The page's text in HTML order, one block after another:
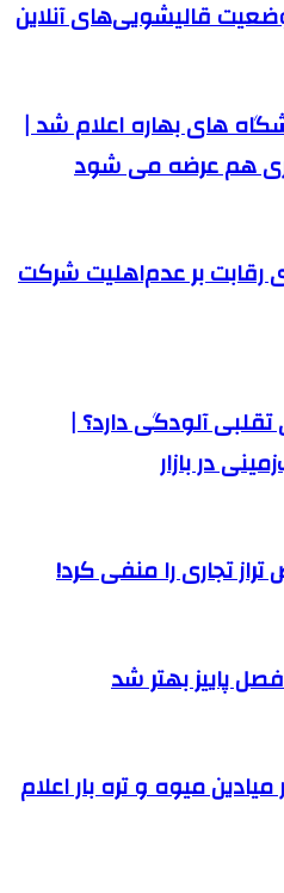
قالیشویی‌های آنلاین
های بهاره اعلام شد |
هم عرضه می شود
رقابت بر عدم‌اهلیت شرکت
تقلبی آلودگی دارد؟ |
در بازار
تجاری را منفی کرد!
پاییز بهتر شد
میوه و تره بار اعلام